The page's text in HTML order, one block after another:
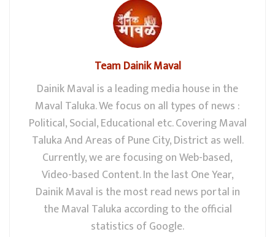
Team Dainik Maval
Dainik Maval is a leading media house in the
Maval Taluka. We focus on all types of news :
Political, Social, Educational etc. Covering Maval
Taluka And Areas of Pune City, District as well.
Currently, we are focusing on Web-based,
Video-based Content. In the last One Year,
Dainik Maval is the most read news portal in
the Maval Taluka according to the official
statistics of Google.